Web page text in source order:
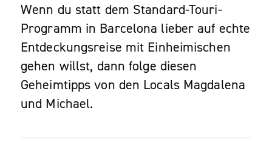
Wenn du statt dem Standard-Touri-
Programm in Barcelona lieber auf echte
Entdeckungsreise mit Einheimischen
gehen willst, dann folge diesen
Geheimtipps von den Locals Magdalena
und Michael.